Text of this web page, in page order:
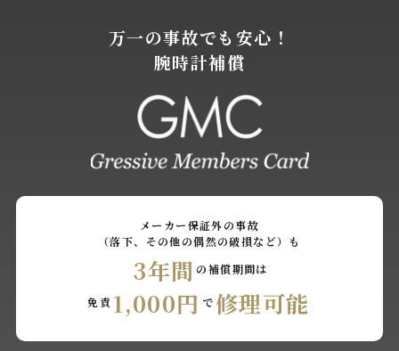
万一の事故でも安心！
腕時計補償
メーカー保証外の事故
（落下、その他の偶然の破損など）も
3年間 の補償期間は
免責 1,000円 で修理可能